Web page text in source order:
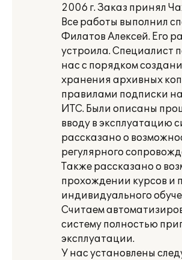
2006 г. Заказ принял
Все работы выполнил
Филатов Алексей. Его
устроила. Специалист
нас с порядком
хранения архивных
правилами подписки
ИТС. Были описаны
вводу в эксплуатацию
рассказано о
регулярного
Также рассказано о
прохождении курсов и
индивидуального
Считаем
систему полностью
эксплуатации.
У нас установлены